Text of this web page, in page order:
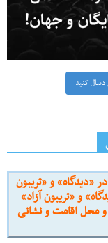
دنبال کنید
«دیدگاه» و «تریبون
و «تریبون آزاد»
محل اقامت و نشانی